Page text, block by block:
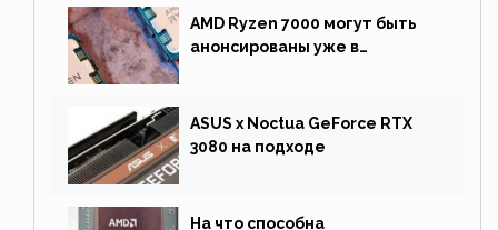
AMD Ryzen 7000 могут быть
анонсированы уже в
ASUS x Noctua GeForce RTX
3080 на подходе
На что способна